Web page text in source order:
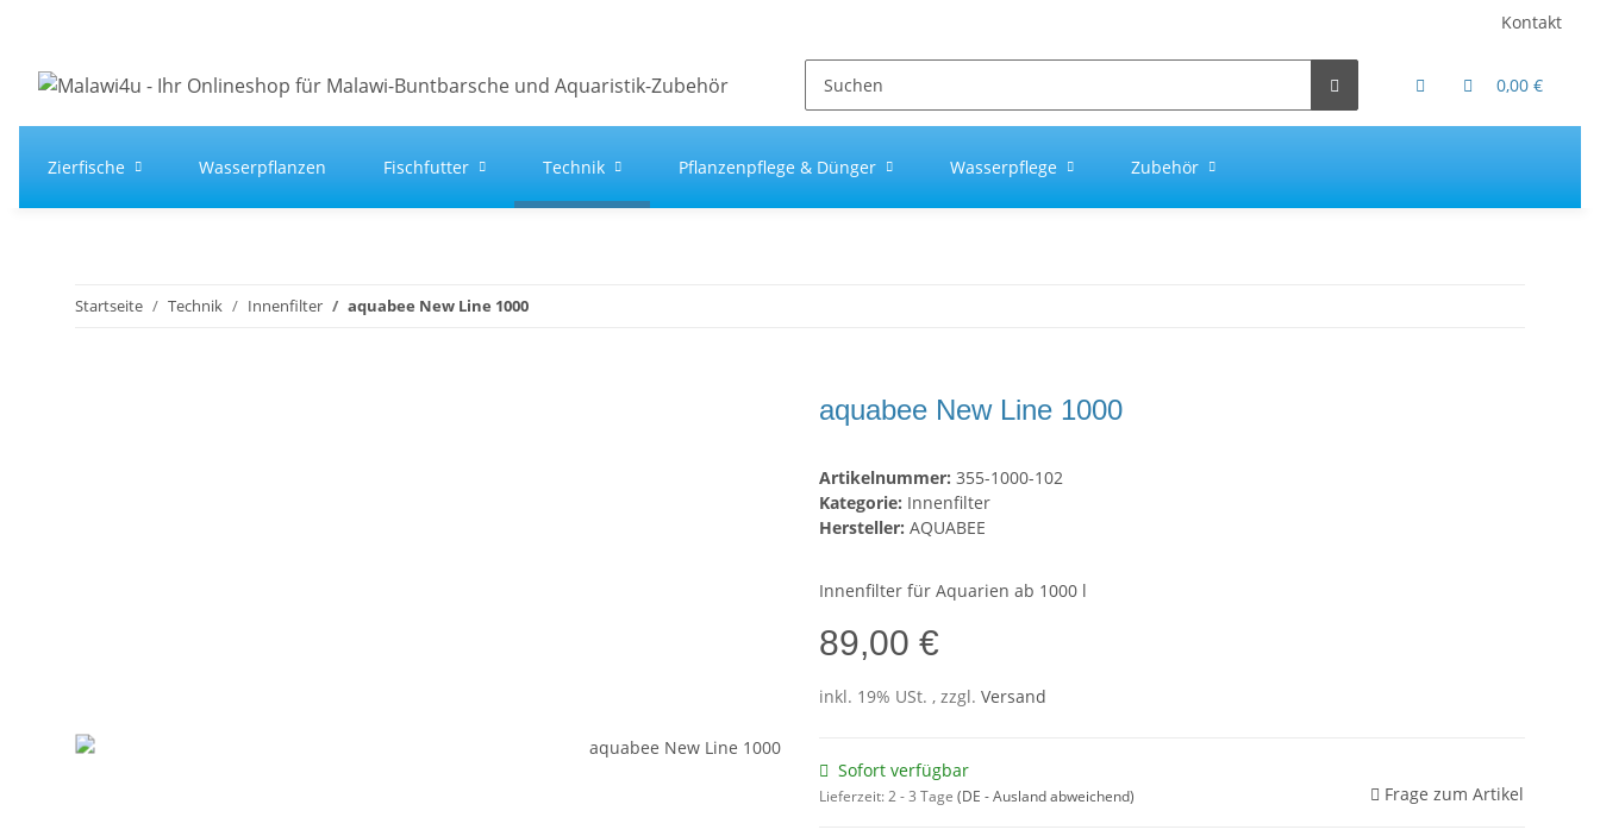
Kontakt
0,00 €
Zierfische Wasserpflanzen Fischfutter Technik Pflanzenpflege & Dünger Wasserpflege Zubehör
Startseite Technik Innenfilter aquabee New Line 1000
aquabee New Line 1000
Artikelnummer: 355-1000-102
Kategorie: Innenfilter
Hersteller: AQUABEE
Innenfilter für Aquarien ab 1000 l
89,00 €
inkl. 19% USt. , zzgl. Versand
Sofort verfügbar
Lieferzeit:2 - 3 Tage (DE - Ausland abweichend) Frage zum Artikel